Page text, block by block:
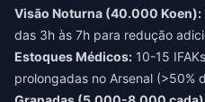
Visão Noturna (40.000 Koen):
das 3h às 7h para redução
Estoques Médicos: 10-15
prolongadas no Arsenal (>50%